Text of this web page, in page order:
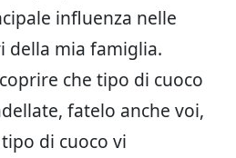
influenza nelle
della mia famiglia.
che tipo di cuoco
fatelo anche voi,
di cuoco vi